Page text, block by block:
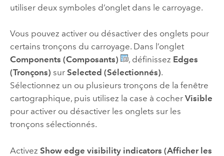
utiliser deux symboles d’onglet dans le carroyage.
Vous pouvez activer ou désactiver des onglets pour
certains tronçons du carroyage. Dans l’onglet
Components (Composants)
, définissez Edges
(Tronçons) sur Selected (Sélectionnés).
Sélectionnez un ou plusieurs tronçons de la fenêtre
cartographique, puis utilisez la case à cocher Visible
pour activer ou désactiver les onglets sur les
tronçons sélectionnés.
Activez Show edge visibility indicators (Afficher les